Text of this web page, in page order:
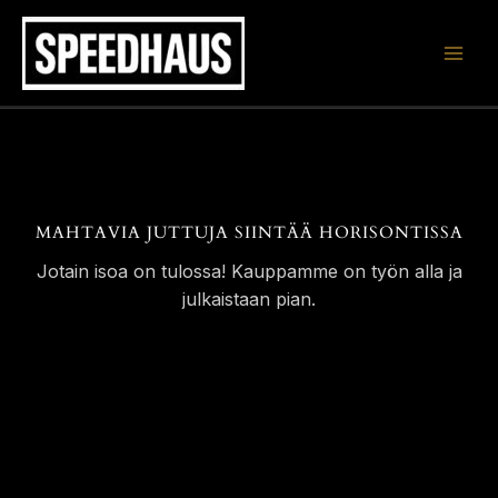
Siirry
sisältöön
MAHTAVIA JUTTUJA SIINTÄÄ HORISONTISSA
Jotain isoa on tulossa! Kauppamme on työn alla ja
julkaistaan pian.